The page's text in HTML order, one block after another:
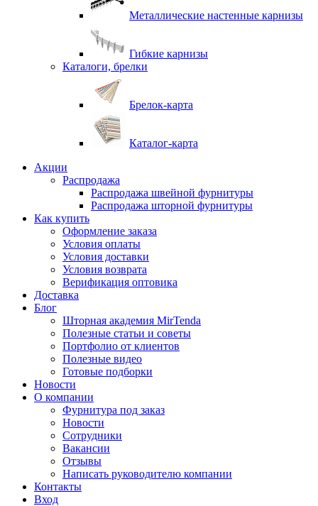
Металлические настенные карнизы
Гибкие карнизы
Каталоги, брелки
Брелок-карта
Каталог-карта
Акции
Распродажа
Распродажа швейной фурнитуры
Распродажа шторной фурнитуры
Как купить
Оформление заказа
Условия оплаты
Условия доставки
Условия возврата
Верификация оптовика
Доставка
Блог
Шторная академия MirTenda
Полезные статьи и советы
Портфолио от клиентов
Полезные видео
Готовые подборки
Новости
О компании
Фурнитура под заказ
Новости
Сотрудники
Вакансии
Отзывы
Написать руководителю компании
Контакты
Вход